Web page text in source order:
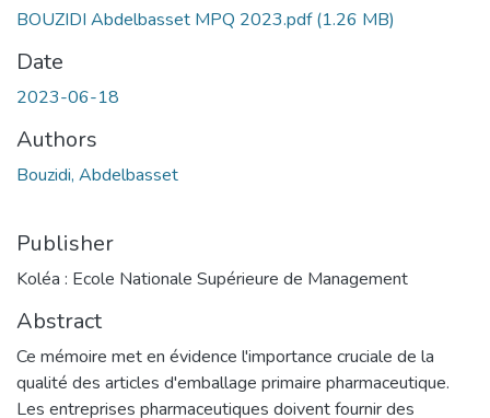
BOUZIDI Abdelbasset MPQ 2023.pdf(1.26 MB)
Date
2023-06-18
Authors
Bouzidi, Abdelbasset
Publisher
Koléa : Ecole Nationale Supérieure de Management
Abstract
Ce mémoire met en évidence l'importance cruciale de la
qualité des articles d'emballage primaire pharmaceutique.
Les entreprises pharmaceutiques doivent fournir des